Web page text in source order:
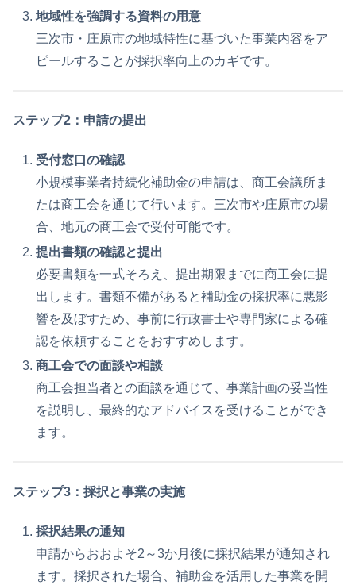
地域性を強調する資料の用意
三次市・庄原市の地域特性に基づいた事業内容をア
ピールすることが採択率向上のカギです。
ステップ2：申請の提出
受付窓口の確認
小規模事業者持続化補助金の申請は、商工会議所ま
たは商工会を通じて行います。三次市や庄原市の場
合、地元の商工会で受付可能です。
提出書類の確認と提出
必要書類を一式そろえ、提出期限までに商工会に提
出します。書類不備があると補助金の採択率に悪影
響を及ぼすため、事前に行政書士や専門家による確
認を依頼することをおすすめします。
商工会での面談や相談
商工会担当者との面談を通じて、事業計画の妥当性
を説明し、最終的なアドバイスを受けることができ
ます。
ステップ3：採択と事業の実施
採択結果の通知
申請からおおよそ2～3か月後に採択結果が通知され
ます。採択された場合、補助金を活用した事業を開